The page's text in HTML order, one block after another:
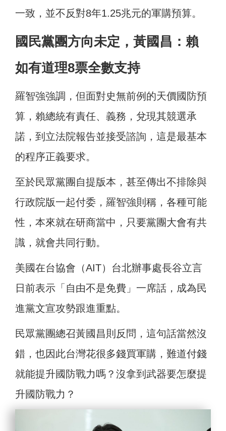
一致，並不反對8年1.25兆元的軍購預算。
國民黨團方向未定，黃國昌：賴
如有道理8票全數支持
羅智強強調，但面對史無前例的天價國防預
算，賴總統有責任、義務，兌現其競選承
諾，到立法院報告並接受諮詢，這是最基本
的程序正義要求。
至於民眾黨團自提版本，甚至傳出不排除與
行政院版一起付委，羅智強則稱，各種可能
性，本來就在研商當中，只要黨團大會有共
識，就會共同行動。
美國在台協會（AIT）台北辦事處長谷立言
日前表示「自由不是免費」一席話，成為民
進黨文宣攻勢跟進重點。
民眾黨團總召黃國昌則反問，這句話當然沒
錯，也因此台灣花很多錢買軍購，難道付錢
就能提升國防戰力嗎？沒拿到武器要怎麼提
升國防戰力？